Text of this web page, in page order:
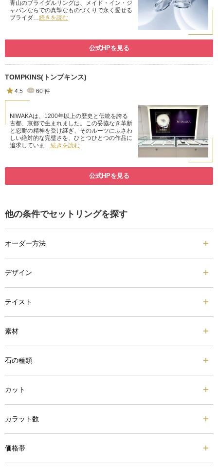
青山のブライダルリングは、メイド・イン・ジ
ャパンならでの真摯なものづくりで永く愛せる
ブライダ…続きを読む
公式HPを見る
TOMPKINS(トンプキンス)
4.5 60 件
NIWAKAは、1200年以上の歴史と伝統を誇る
古都、京都で生まれました。この妥協なき革新
と忍耐の精神を受け継ぎ、そのルーツにふさわ
しい絶対的な完璧さを、ひとつひとつの作品に
追求していま…続きを読む
公式HPを見る
他の条件でセットリングを探す
オーダー方法
デザイン
テイスト
素材
石の種類
カット
カラット数
価格帯